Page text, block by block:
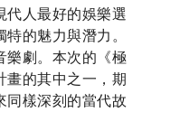
代人最好的娛樂選
的魅力與潛力。
樂劇。本次的《極
畫的其中之一，期
同樣深刻的當代故